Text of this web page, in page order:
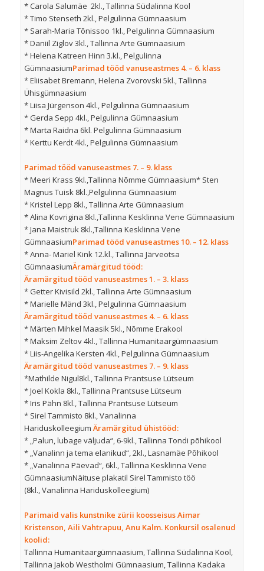
* Carola Salumäe 2kl., Tallinna Südalinna Kool
* Timo Stenseth 2kl., Pelgulinna Gümnaasium
* Sarah-Maria Tõnissoo 1kl., Pelgulinna Gümnaasium
* Daniil Ziglov 3kl., Tallinna Arte Gümnaasium
* Helena Katreen Hinn 3.kl., Pelgulinna
GümnaasiumParimad tööd vanuseastmes 4. – 6. klass
* Eliisabet Bremann, Helena Zvorovski 5kl., Tallinna
Ühisgümnaasium
* Liisa Jürgenson 4kl., Pelgulinna Gümnaasium
* Gerda Sepp 4kl., Pelgulinna Gümnaasium
* Marta Raidna 6kl. Pelgulinna Gümnaasium
* Kerttu Kerdt 4kl., Pelgulinna Gümnaasium
Parimad tööd vanuseastmes 7. – 9. klass
* Meeri Krass 9kl.,Tallinna Nõmme Gümnaasium* Sten
Magnus Tuisk 8kl.,Pelgulinna Gümnaasium
* Kristel Lepp 8kl., Tallinna Arte Gümnaasium
* Alina Kovrigina 8kl.,Tallinna Kesklinna Vene Gümnaasium
* Jana Maistruk 8kl.,Tallinna Kesklinna Vene
GümnaasiumParimad tööd vanuseastmes 10. – 12. klass
* Anna- Mariel Kink 12.kl., Tallinna Järveotsa
GümnaasiumÄramärgitud tööd:
Äramärgitud tööd vanuseastmes 1. – 3. klass
* Getter Kivisild 2kl., Tallinna Arte Gümnaasium
* Marielle Mänd 3kl., Pelgulinna Gümnaasium
Äramärgitud tööd vanuseastmes 4. – 6. klass
* Märten Mihkel Maasik 5kl., Nõmme Erakool
* Maksim Zeltov 4kl., Tallinna Humanitaargümnaasium
* Liis-Angelika Kersten 4kl., Pelgulinna Gümnaasium
Äramärgitud tööd vanuseastmes 7. – 9. klass
*Mathilde Nigul8kl., Tallinna Prantsuse Lütseum
* Joel Kokla 8kl., Tallinna Prantsuse Lütseum
* Iris Pähn 8kl., Tallinna Prantsuse Lütseum
* Sirel Tammisto 8kl., Vanalinna
HariduskolleegiumÄramärgitud ühistööd:
* „Palun, lubage väljuda“, 6-9kl., Tallinna Tondi põhikool
* „Vanalinn ja tema elanikud“, 2kl., Lasnamäe Põhikool
* „Vanalinna Päevad“, 6kl., Tallinna Kesklinna Vene
GümnaasiumNäituse plakatil Sirel Tammisto töö
(8kl., Vanalinna Hariduskolleegium)
Parimaid valis kunstnike zürii koosseisus Aimar
Kristenson, Aili Vahtrapuu, Anu Kalm. Konkursil osalenud
koolid:
Tallinna Humanitaargümnaasium, Tallinna Südalinna Kool,
Tallinna Jakob Westholmi Gümnaasium, Tallinna Kadaka